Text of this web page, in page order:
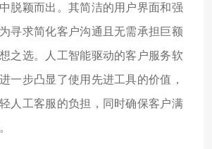
脱颖而出。其简洁的用户界面和强
寻求简化客户沟通且无需承担巨额
之选。人工智能驱动的客户服务软
一步凸显了使用先进工具的价值，
人工客服的负担，同时确保客户满